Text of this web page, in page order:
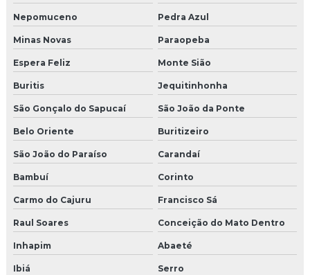
Nepomuceno Pedra Azul
Minas Novas Paraopeba
Espera Feliz Monte Sião
Buritis Jequitinhonha
São Gonçalo do Sapucaí São João da Ponte
Belo Oriente Buritizeiro
São João do Paraíso Carandaí
Bambuí Corinto
Carmo do Cajuru Francisco Sá
Raul Soares Conceição do Mato Dentro
Inhapim Abaeté
Ibiá Serro